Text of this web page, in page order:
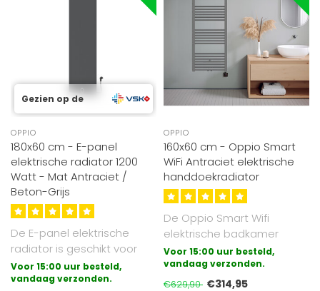
Gezien op de
OPPIO
180x60 cm - E-panel
elektrische radiator 1200
Watt - Mat Antraciet /
Beton-Grijs
De E-panel elektrische
radiator is geschikt voor
vrijwel alle ruimtes, zoals
bad..
Voor 15:00 uur besteld,
vandaag verzonden.
OPPIO
160x60 cm - Oppio Smart
WiFi Antraciet elektrische
handdoekradiator
De Oppio Smart Wifi
elektrische badkamer
radiator met draadloze
bediening (wifi ..
Voor 15:00 uur besteld,
vandaag verzonden.
€629,90 €314,95